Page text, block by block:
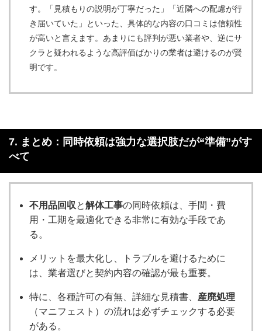
す。「見積もりの説明が丁寧だった」「近隣への配慮が行
き届いていた」といった、具体的な内容の口コミは信頼性
が高いと言えます。あまりにも評判が悪い業者や、逆にサ
クラと疑われるような高評価ばかりの業者は避けるのが賢
明です。
7. まとめ：同時依頼は強力な選択肢だが“準備”がす
べて
不用品回収 と解体工事の同時依頼は、手間・費
用・工期を最適化できる非常に有効な手段であ
る。
メリットを最大化し、トラブルを避けるために
は、業者選びと契約内容の確認が最も重要。
特に、各種許可の有無、詳細な見積書、 産廃処理
（マニフェスト）の流れは必ずチェックする必要
がある。